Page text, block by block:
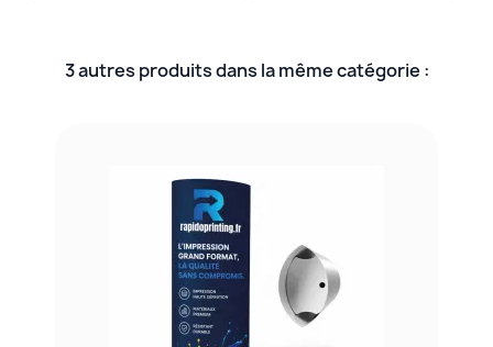
3 autres produits dans la même catégorie :